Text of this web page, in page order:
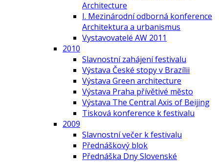
Architecture
I. Mezinárodní odborná konference
Architektura a urbanismus
Vystavovatelé AW 2011
2010
Slavnostní zahájení festivalu
Výstava České stopy v Brazílii
Výstava Green architecture
Výstava Praha přívětivé město
Výstava The Central Axis of Beijing
Tisková konference k festivalu
2009
Slavnostní večer k festivalu
Přednáškový blok
Přednáška Dny Slovenské